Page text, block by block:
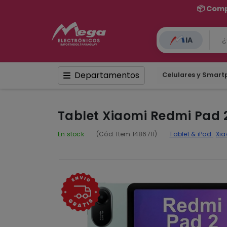
IA
Departamentos Celulares y
Tablet Xiaomi Redmi Pad
En stock (Cód. Item 1486711) Tablet & iPad